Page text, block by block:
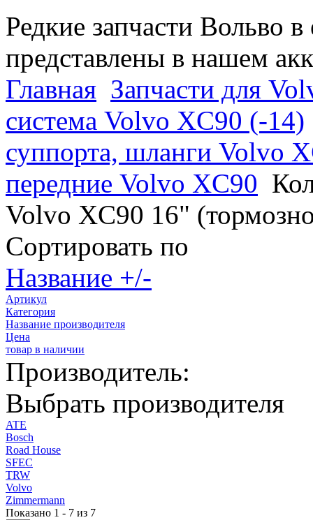
Редкие запчасти Вольво
представлены в нашем
Главная Запчасти для
система Volvo XC90 (-14)
суппорта, шланги Volvo
передние Volvo XC90
Volvo XC90 16"
Сортировать по
Название +/-
Артикул
Категория
Название производителя
Цена
товар в наличии
Производитель:
Выбрать производителя
ATE
Bosch
Road House
SFEC
TRW
Volvo
Zimmermann
Показано 1 - 7 из 7